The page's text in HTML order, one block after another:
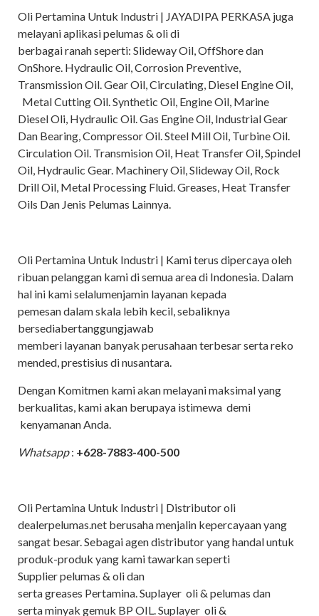
Oli Pertamina Untuk Industri | JAYADIPA PERKASA juga
melayani aplikasi pelumas & oli di
berbagai ranah seperti: Slideway Oil, OffShore dan
OnShore. Hydraulic Oil, Corrosion Preventive,
Transmission Oil. Gear Oil, Circulating, Diesel Engine Oil,
Metal Cutting Oil. Synthetic Oil, Engine Oil, Marine
Diesel Oli, Hydraulic Oil. Gas Engine Oil, Industrial Gear
Dan Bearing, Compressor Oil. Steel Mill Oil, Turbine Oil.
Circulation Oil. Transmision Oil, Heat Transfer Oil, Spindel
Oil, Hydraulic Gear. Machinery Oil, Slideway Oil, Rock
Drill Oil, Metal Processing Fluid. Greases, Heat Transfer
Oils Dan Jenis Pelumas Lainnya.
Oli Pertamina Untuk Industri | Kami terus dipercaya oleh
ribuan pelanggan kami di semua area di Indonesia. Dalam
hal ini kami selalumenjamin layanan kepada
pemesan dalam skala lebih kecil, sebaliknya
bersediabertanggungjawab
memberi layanan banyak perusahaan terbesar serta reko
mended, prestisius di nusantara.
Dengan Komitmen kami akan melayani maksimal yang
berkualitas, kami akan berupaya istimewa demi
kenyamanan Anda.
Whatsapp: +628-7883-400-500
Oli Pertamina Untuk Industri | Distributor oli
dealerpelumas.net berusaha menjalin kepercayaan yang
sangat besar. Sebagai agen distributor yang handal untuk
produk-produk yang kami tawarkan seperti
Supplier pelumas & oli dan
serta greases Pertamina. Suplayer oli & pelumas dan
serta minyak gemuk BP OIL. Suplayer oli &